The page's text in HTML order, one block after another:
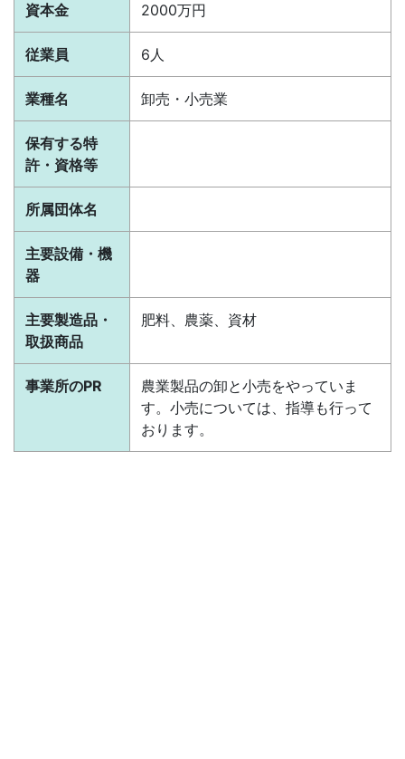
資本金 2000万円
従業員 6人
業種名 卸売・小売業
保有する特
許・資格等
所属団体名
主要設備・機
器
主要製造品・
取扱商品
肥料、農薬、資材
事業所のPR
農業製品の卸と小売をやっていま
す。小売については、指導も行って
おります。